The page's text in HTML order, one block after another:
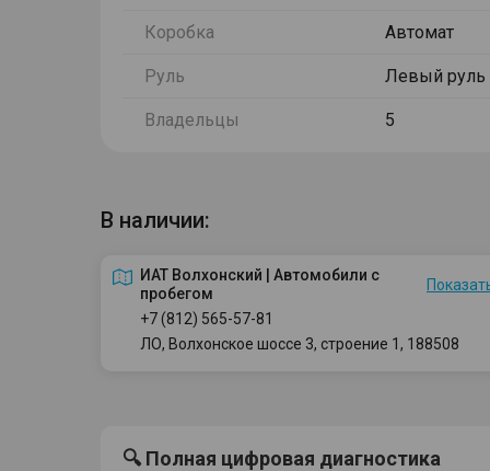
Коробка Автомат
Руль Левый руль
Владельцы 5
В наличии:
ИАТ Волхонский | Автомобили с
пробегом
+7 (812) 565-57-81
ЛО, Волхонское шоссе 3, строение 1, 188508
🔍 Полная цифровая диагностика